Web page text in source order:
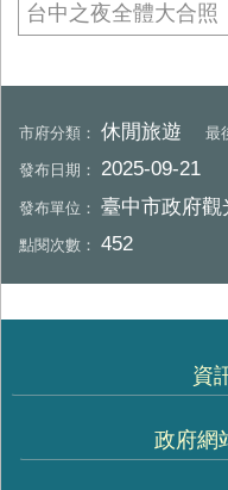
台中之夜全體大合照
市府分類：休閒旅遊 最
發布日期：2025-09-21
發布單位：臺中市政府觀
點閱次數：452
資
政府網